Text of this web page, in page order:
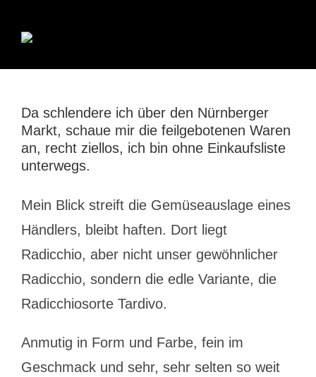
Da schlendere ich über den Nürnberger
Markt, schaue mir die feilgebotenen Waren
an, recht ziellos, ich bin ohne Einkaufsliste
unterwegs.
Mein Blick streift die Gemüseauslage eines
Händlers, bleibt haften. Dort liegt
Radicchio, aber nicht unser gewöhnlicher
Radicchio, sondern die edle Variante, die
Radicchiosorte Tardivo.
Anmutig in Form und Farbe, fein im
Geschmack und sehr, sehr selten so weit